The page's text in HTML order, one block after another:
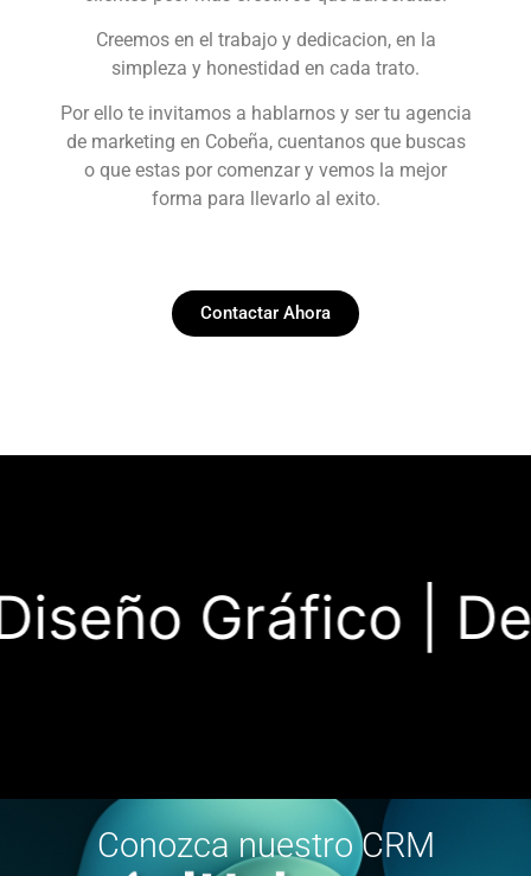
Creemos en el trabajo y dedicacion, en la
simpleza y honestidad en cada trato.
Por ello te invitamos a hablarnos y ser tu agencia
de marketing en Cobeña, cuentanos que buscas
o que estas por comenzar y vemos la mejor
forma para llevarlo al exito.
Contactar Ahora
Gráfico |
Conozca nuestro CRM